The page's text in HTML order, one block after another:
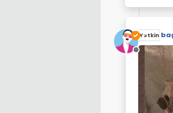
Yetkin